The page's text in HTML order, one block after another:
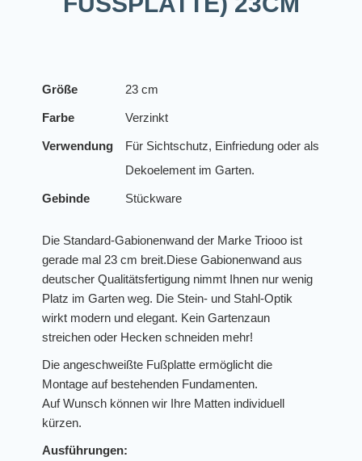
Größe 23 cm
Farbe Verzinkt
Verwendung
Für Sichtschutz, Einfriedung oder als
Dekoelement im Garten.
Gebinde Stückware
Die Standard-Gabionenwand der Marke Triooo ist
gerade mal 23 cm breit.Diese Gabionenwand aus
deutscher Qualitätsfertigung nimmt Ihnen nur wenig
Platz im Garten weg. Die Stein- und Stahl-Optik
wirkt modern und elegant. Kein Gartenzaun
streichen oder Hecken schneiden mehr!
Die angeschweißte Fußplatte ermöglicht die
Montage auf bestehenden Fundamenten.
Auf Wunsch können wir Ihre Matten individuell
kürzen.
Ausführungen: